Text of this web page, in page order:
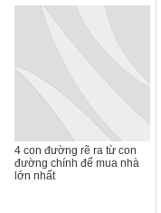
4 con đường rẽ ra từ con
đường chính để mua nhà
lớn nhất